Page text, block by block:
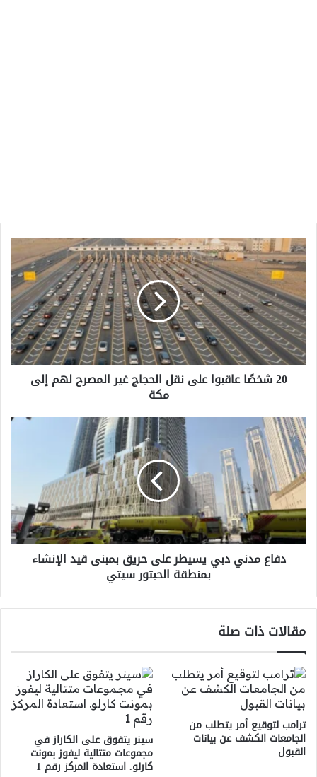
20
شخصًا
عاقبوا
على
نقل
الحجاج
غير
المصرح
لهم
20 شخصًا عاقبوا على نقل الحجاج غير المصرح لهم إلى
مكة
دفاع
مدني
دبي
يسيطر
على
حريق
بمبنى
قيد
الإنشاء
بمنطقة
دفاع مدني دبي يسيطر على حريق بمبنى قيد الإنشاء
بمنطقة الحبتور سيتي
مقالات ذات صلة
ترامب لتوقيع أمر يتطلب من
الجامعات الكشف عن بيانات
القبول
سينر يتفوق على الكاراز في
مجموعات متتالية ليفوز بمونت
كارلو. استعادة المركز رقم 1